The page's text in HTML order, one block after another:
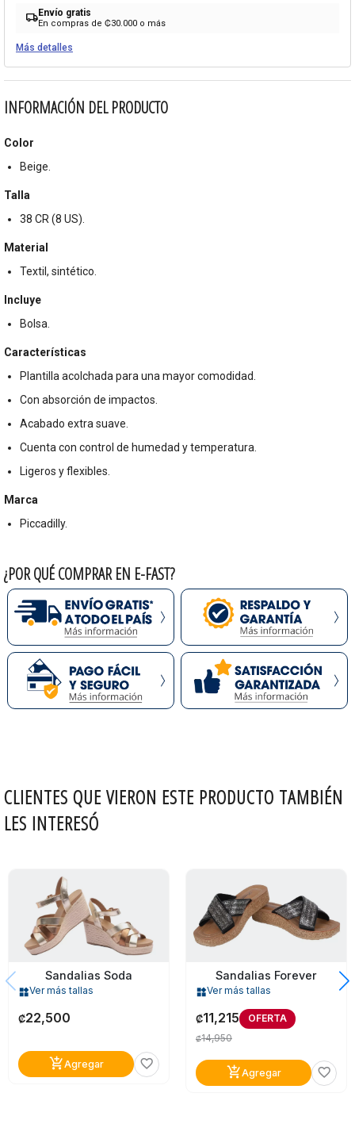
local_shippingEnvío gratis
En compras de ₡30.000 o más
Más detalles
INFORMACIÓN DEL PRODUCTO
Color
Beige.
Talla
38 CR (8 US).
Material
Textil, sintético.
Incluye
Bolsa.
Características
Plantilla acolchada para una mayor comodidad.
Con absorción de impactos.
Acabado extra suave.
Cuenta con control de humedad y temperatura.
Ligeros y flexibles.
Marca
Piccadilly.
¿POR QUÉ COMPRAR EN E-FAST?
CLIENTES QUE VIERON ESTE PRODUCTO TAMBIÉN
LES INTERESÓ
Sandalias Soda
widgetsVer más tallas
₡22,500
add_shopping_cartAgregar favorite_border
Sandalias Forever
widgetsVer más tallas
₡11,215 OFERTA
₡14,950
add_shopping_cartAgregar favorite_border